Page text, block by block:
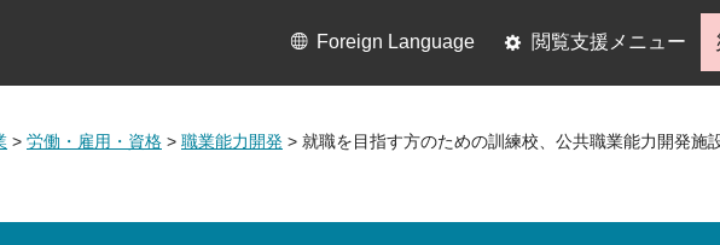
Foreign Language 閲覧支援メニュー
> 労働・雇用・資格 > 職業能力開発 > 就職を目指す方のための訓練校、公共職業能力開発施